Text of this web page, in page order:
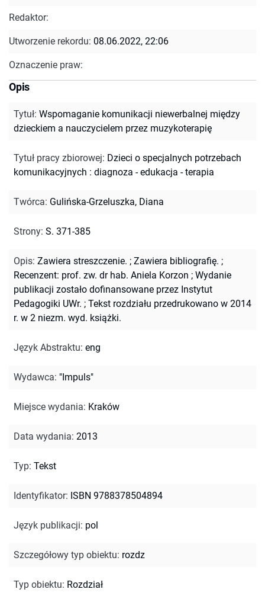
Redaktor:
Utworzenie rekordu: 08.06.2022, 22:06
Oznaczenie praw:
Opis
Tytuł: Wspomaganie komunikacji niewerbalnej między
dzieckiem a nauczycielem przez muzykoterapię
Tytuł pracy zbiorowej: Dzieci o specjalnych potrzebach
komunikacyjnych : diagnoza - edukacja - terapia
Twórca: Gulińska-Grzeluszka, Diana
Strony: S. 371-385
Opis: Zawiera streszczenie. ; Zawiera bibliografię. ;
Recenzent: prof. zw. dr hab. Aniela Korzon ; Wydanie
publikacji zostało dofinansowane przez Instytut
Pedagogiki UWr. ; Tekst rozdziału przedrukowano w 2014
r. w 2 niezm. wyd. książki.
Język Abstraktu: eng
Wydawca: "Impuls"
Miejsce wydania: Kraków
Data wydania: 2013
Typ: Tekst
Identyfikator: ISBN 9788378504894
Język publikacji: pol
Szczegółowy typ obiektu: rozdz
Typ obiektu: Rozdział